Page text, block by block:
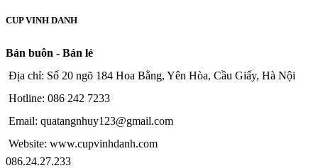
CUP VINH DANH
Bán buôn - Bán lẻ
Địa chỉ: Số 20 ngõ 184 Hoa Bằng, Yên Hòa, Cầu Giấy, Hà Nội
Hotline: 086 242 7233
Email: quatangnhuy123@gmail.com
Website: www.cupvinhdanh.com
086.24.27.233